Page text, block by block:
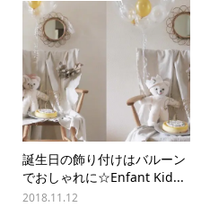
誕生日の飾り付けはバルーン
でおしゃれに☆Enfant Kid...
2018.11.12